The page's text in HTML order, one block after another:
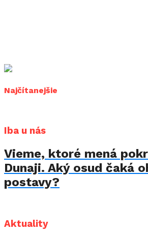
Najčítanejšie
Iba u nás
Vieme, ktoré mená
Dunaji. Aký osud čaká
postavy?
Aktuality